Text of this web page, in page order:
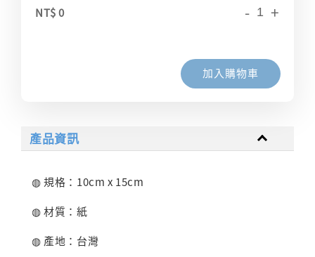
NT$ 0
- +
加入購物車
產品資訊
◍ 規格：10cm x 15cm
◍ 材質：紙
◍ 產地：台灣